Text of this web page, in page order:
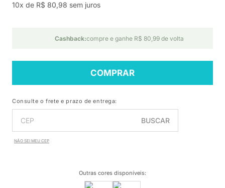
10x de R$ 80,98 sem juros
Cashback:compre e ganhe R$ 80,99 de volta
COMPRAR
Consulte o frete e prazo de entrega:
BUSCAR
NÃO SEI MEU CEP
Outras cores disponíveis: